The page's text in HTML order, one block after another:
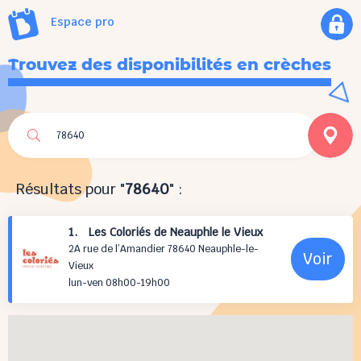
Espace pro
Trouvez des disponibilités en crèches
Résultats pour "78640" :
1. Les Coloriés de Neauphle le Vieux
2A rue de l’Amandier 78640 Neauphle-le-
Vieux
lun-ven 08h00-19h00
Voir